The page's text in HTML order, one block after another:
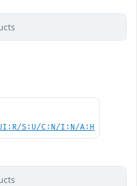
S:U/C:N/I:N/A:H